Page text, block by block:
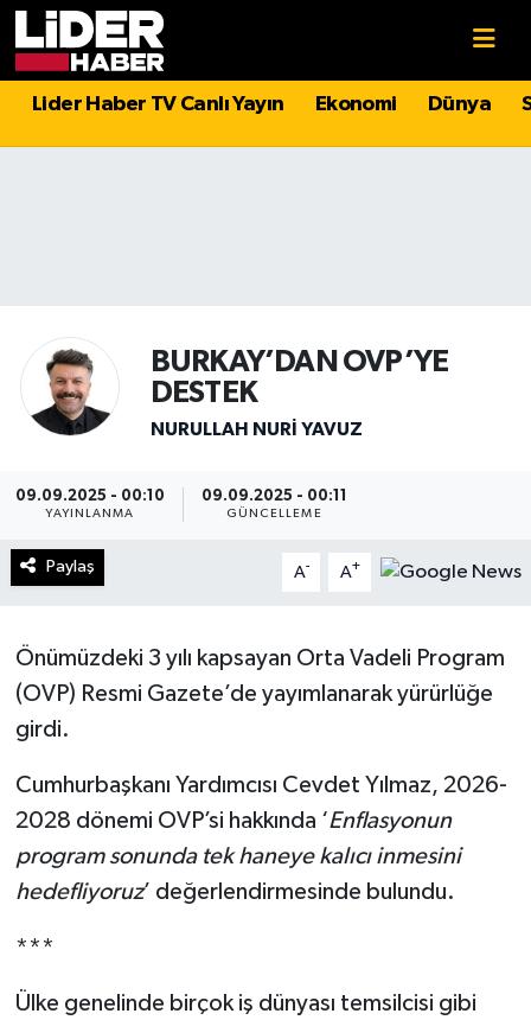
Lider Haber TV Canlı Yayın Ekonomi Dünya
BURKAY’DAN OVP’YE
DESTEK
NURULLAH NURI YAVUZ
09.09.2025 - 00:10
YAYINLANMA
09.09.2025 - 00:11
GÜNCELLEME
Paylaş A- A+
Önümüzdeki 3 yılı kapsayan Orta Vadeli Program
(OVP) Resmi Gazete’de yayımlanarak yürürlüğe
girdi.
Cumhurbaşkanı Yardımcısı Cevdet Yılmaz, 2026-
2028 dönemi OVP’si hakkında ‘Enflasyonun
program sonunda tek haneye kalıcı inmesini
hedefliyoruz’ değerlendirmesinde bulundu.
***
Ülke genelinde birçok iş dünyası temsilcisi gibi
Politika
Spor
Teknoloji
Turizm
Lider Haber TV Canlı Yayın izle
Hava Durumu
Tüm Manşetler
Haber Arşivi